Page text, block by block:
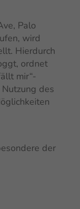
Palo
wird
Hierdurch
ordnet
mir“-
des
der